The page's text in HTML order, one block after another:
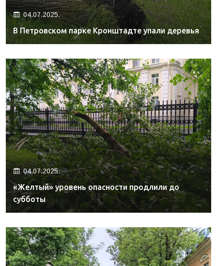
04.07.2025.
В Петровском парке Кронштадте упали деревья
04.07.2025.
«Желтый» уровень опасности продлили до
субботы